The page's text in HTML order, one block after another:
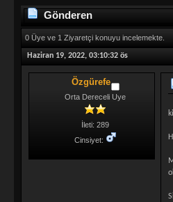
Gönderen
0 Üye ve 1 Ziyaretçi konuyu incelemekte.
Haziran 19, 2022, 03:10:32 ös
Özgürefe
Orta Dereceli Uye
İleti: 289
Cinsiyet: